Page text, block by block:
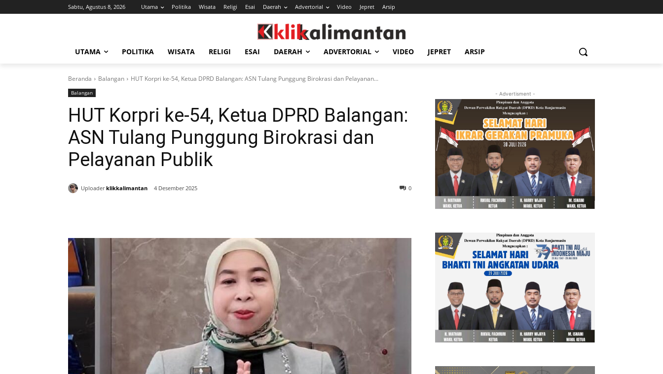
Sabtu, Agustus 8, 2026 Utama Politika Wisata Religi Esai Daerah Advertorial Video Jepret Arsip
UTAMA POLITIKA WISATA RELIGI ESAI DAERAH ADVERTORIAL VIDEO JEPRET ARSIP
Beranda Balangan HUT Korpri ke-54, Ketua DPRD Balangan: ASN Tulang Punggung Birokrasi dan Pelayanan...
Balangan
HUT Korpri ke-54, Ketua DPRD Balangan:
ASN Tulang Punggung Birokrasi dan
Pelayanan Publik
Uploader klikkalimantan 4 Desember 2025 0
- Advertisment -